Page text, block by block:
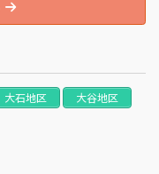
大石地区
大谷地区